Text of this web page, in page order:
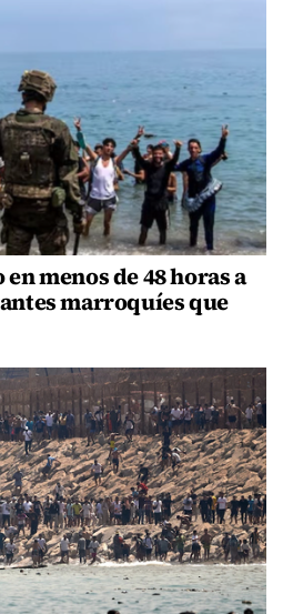
menos de 48 horas a
marroquíes que